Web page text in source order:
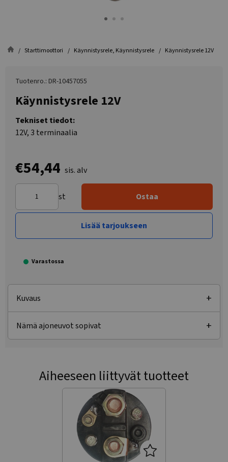
Starttimoottori Käynnistysrele, Käynnistysrele Käynnistysrele 12V
Tuotenro.: DR-10457055
Käynnistysrele 12V
Tekniset tiedot:
12V, 3 terminaalia
€54,44 sis. alv
st Ostaa
Lisää tarjoukseen
Varastossa
Kuvaus
Nämä ajoneuvot sopivat
Aiheeseen liittyvät tuotteet